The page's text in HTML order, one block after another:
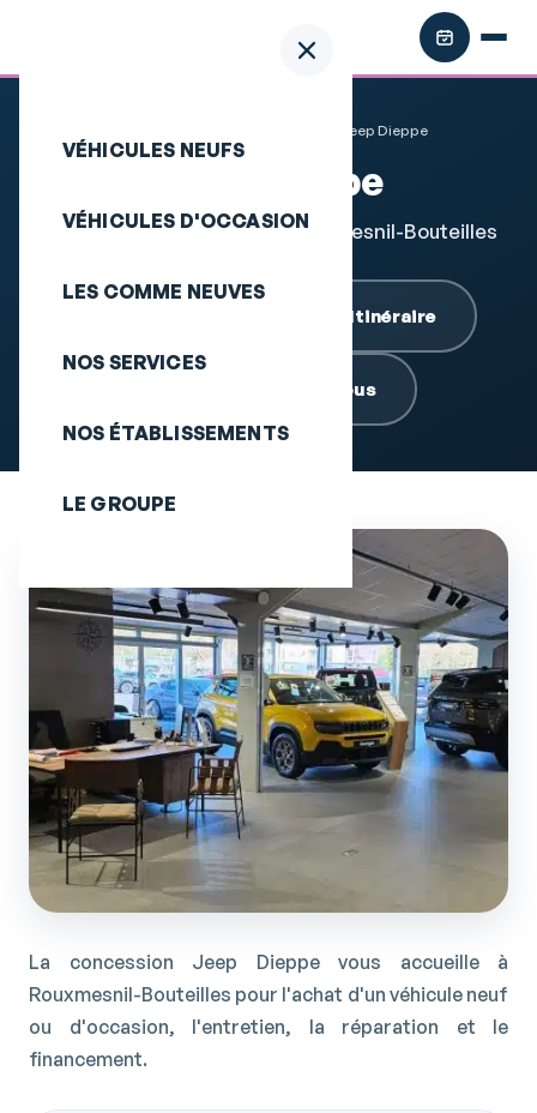
VÉHICULES NEUFS
VÉHICULES D'OCCASION
LES COMME NEUVES
NOS SERVICES
NOS ÉTABLISSEMENTS
LE GROUPE
Jeep Dieppe
Jeep Dieppe
ZI Louis Delaporte, 76370 Rouxmesnil-Bouteilles
Itinéraire
Prendre rendez-vous
La concession Jeep Dieppe vous accueille à
Rouxmesnil-Bouteilles pour l'achat d'un véhicule neuf
ou d'occasion, l'entretien, la réparation et le
financement.